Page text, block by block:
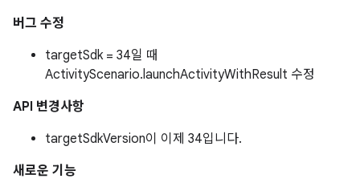
버그 수정
targetSdk = 34일 때
ActivityScenario.launchActivityWithResult 수정
API 변경사항
targetSdkVersion이 이제 34입니다.
새로운 기능